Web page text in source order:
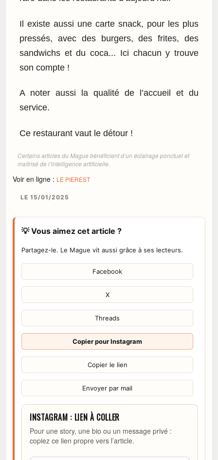
Il existe aussi une carte snack, pour les plus
pressés, avec des burgers, des frites, des
sandwichs et du coca... Ici chacun y trouve
son compte !
A noter aussi la qualité de l’accueil et du
service.
Ce restaurant vaut le détour !
Certains articles du Mague bénéficient d’un éclairage ponctuel et
maîtrisé de l’intelligence artificielle.
Voir en ligne : LE PIEREST
LE 15/01/2025
💡 Vous aimez cet article ?
Partagez-le. Le Mague vit aussi grâce à ses lecteurs.
Facebook
X
Threads
Copier pour Instagram
Copier le lien
Envoyer par mail
INSTAGRAM : LIEN À COLLER
Pour une story, une bio ou un message privé :
copiez ce lien propre vers l’article.